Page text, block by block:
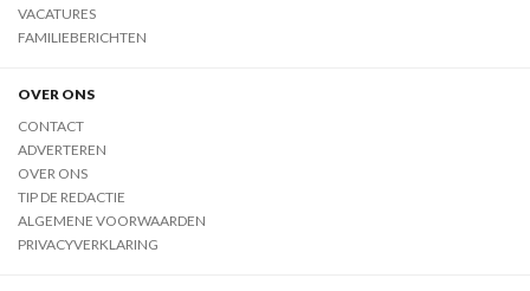
VACATURES
FAMILIEBERICHTEN
OVER ONS
CONTACT
ADVERTEREN
OVER ONS
TIP DE REDACTIE
ALGEMENE VOORWAARDEN
PRIVACYVERKLARING